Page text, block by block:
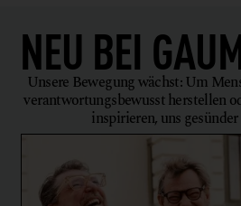
NEU BEI
Unsere Bewegung wächst: Um
verantwortungsbewusst herstellen
inspirieren, uns